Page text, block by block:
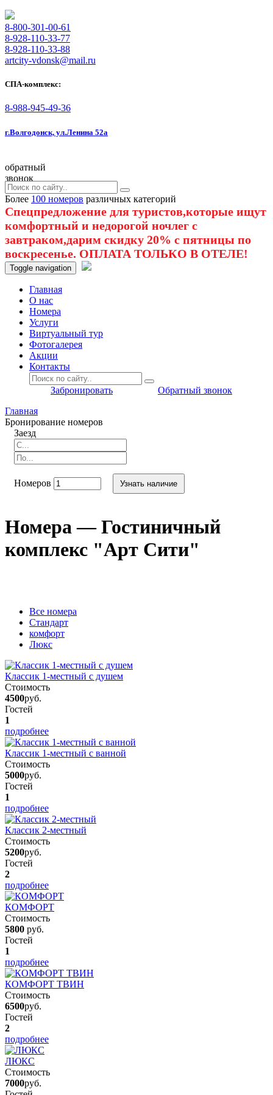
8-800-301-00-61
8-928-110-33-77
8-928-110-33-88
artcity-vdonsk@mail.ru
СПА-комплекс:
8-988-945-49-36
г.Волгодонск, ул.Ленина 52а
обратный
звонок
Более 100 номеров различных категорий
Спецпредложение для туристов,которые ищут
комфортный и недорогой ночлег с
завтраком,дарим скидку 20% с пятницы по
воскресенье. ОПЛАТА ТОЛЬКО В ОТЕЛЕ!
Toggle navigation
Главная
O нас
Номера
Услуги
Виртуальный тур
Фотогалерея
Акции
Контакты
Забронировать
Обратный звонок
Главная
Бронирование номеров
Заезд
Номеров Узнать наличие
Номера — Гостиничный
комплекс "Арт Сити"
Вcе номера
Стандарт
комфорт
Люкс
Классик 1-местный с душем
Стоимость
4500руб.
Гостей
1
подробнее
Классик 1-местный с ванной
Стоимость
5000руб.
Гостей
1
подробнее
Классик 2-местный
Стоимость
5200руб.
Гостей
2
подробнее
КОМФОРТ
Стоимость
5800 руб.
Гостей
1
подробнее
КОМФОРТ ТВИН
Стоимость
6500руб.
Гостей
2
подробнее
ЛЮКС
Стоимость
7000руб.